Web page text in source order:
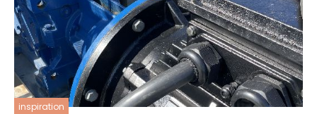
inspiration